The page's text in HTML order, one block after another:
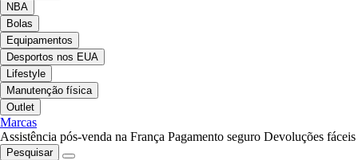
NBA
Bolas
Equipamentos
Desportos nos EUA
Lifestyle
Manutenção física
Outlet
Marcas
Assistência pós-venda na França Pagamento seguro Devoluções fáceis
Pesquisar